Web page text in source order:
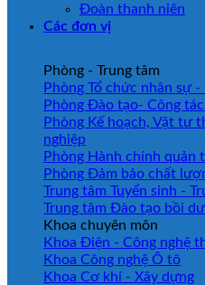
Đoàn thanh niên
Các đơn vị
Phòng - Trung tâm
Phòng Tổ chức nhân sự -
Phòng Đào tạo- Công
Phòng Kế hoạch, Vật tư
nghiệp
Phòng Hành chính quản
Phòng Đảm bảo chất
Trung tâm Tuyển sinh -
Trung tâm Đào tạo bồi
Khoa chuyên môn
Khoa Điện - Công nghệ
Khoa Công nghệ Ô tô
Khoa Cơ khí - Xây dựng